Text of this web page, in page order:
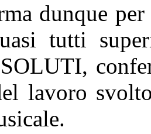
dunque
tutti
lavoro